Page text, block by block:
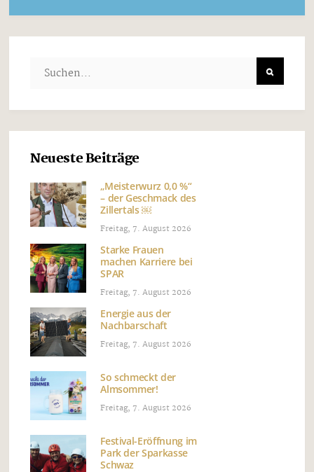
Neueste Beiträge
„Meisterwurz 0,0 %“
– der Geschmack des
Zillertals ￼
Freitag, 7. August 2026
Starke Frauen
machen Karriere bei
SPAR
Freitag, 7. August 2026
Energie aus der
Nachbarschaft
Freitag, 7. August 2026
So schmeckt der
Almsommer!
Freitag, 7. August 2026
Festival-Eröffnung im
Park der Sparkasse
Schwaz